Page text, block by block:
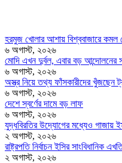
হরমুজ খোলার আশায় বিশ্ববাজারে কমল
৬ অগাস্ট, ২০২৬
মোদি এখন দুর্বল, এবার বড় আন্দোলনের
৬ অগাস্ট, ২০২৬
অস্ত্র নিয়ে তথ্য ফাঁসকারীদের খুঁজছেন
৬ অগাস্ট, ২০২৬
দেশে স্বর্ণের দামে বড় লাফ
৬ অগাস্ট, ২০২৬
যুদ্ধবিরতির উদ্যোগের মধ্যেও গাজায়
২ অগাস্ট, ২০২৬
রাষ্ট্রপতি নির্বাচন ইসির সাংবিধানিক
২ অগাস্ট, ২০২৬